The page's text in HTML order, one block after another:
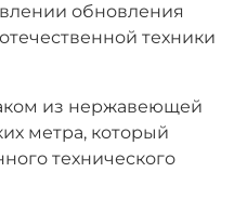
обновления
техники
из нержавеющей
метра, который
технического